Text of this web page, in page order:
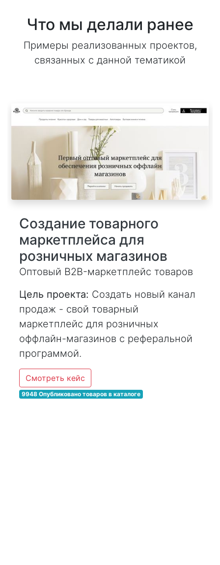
Что мы делали ранее
Примеры реализованных проектов,
связанных с данной тематикой
Создание товарного
маркетплейса для
розничных магазинов
Оптовый B2B-маркетплейс товаров
Цель проекта: Создать новый канал
продаж - свой товарный
маркетплейс для розничных
оффлайн-магазинов с реферальной
программой.
Смотреть кейс
9948 Опубликовано товаров в каталоге